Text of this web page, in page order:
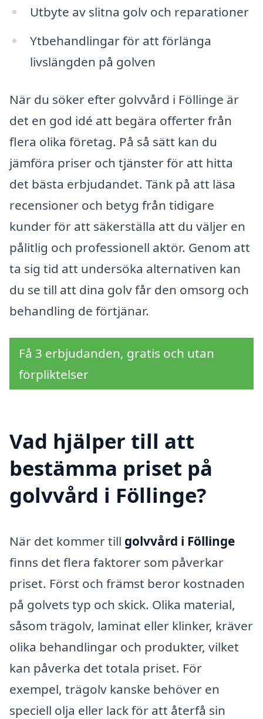
Utbyte av slitna golv och reparationer
Ytbehandlingar för att förlänga
livslängden på golven
När du söker efter golvvård i Föllinge är
det en god idé att begära offerter från
flera olika företag. På så sätt kan du
jämföra priser och tjänster för att hitta
det bästa erbjudandet. Tänk på att läsa
recensioner och betyg från tidigare
kunder för att säkerställa att du väljer en
pålitlig och professionell aktör. Genom att
ta sig tid att undersöka alternativen kan
du se till att dina golv får den omsorg och
behandling de förtjänar.
Få 3 erbjudanden, gratis och utan
förpliktelser
Vad hjälper till att
bestämma priset på
golvvård i Föllinge?
När det kommer till golvvård i Föllinge
finns det flera faktorer som påverkar
priset. Först och främst beror kostnaden
på golvets typ och skick. Olika material,
såsom trägolv, laminat eller klinker, kräver
olika behandlingar och produkter, vilket
kan påverka det totala priset. För
exempel, trägolv kanske behöver en
speciell olja eller lack för att återfå sin